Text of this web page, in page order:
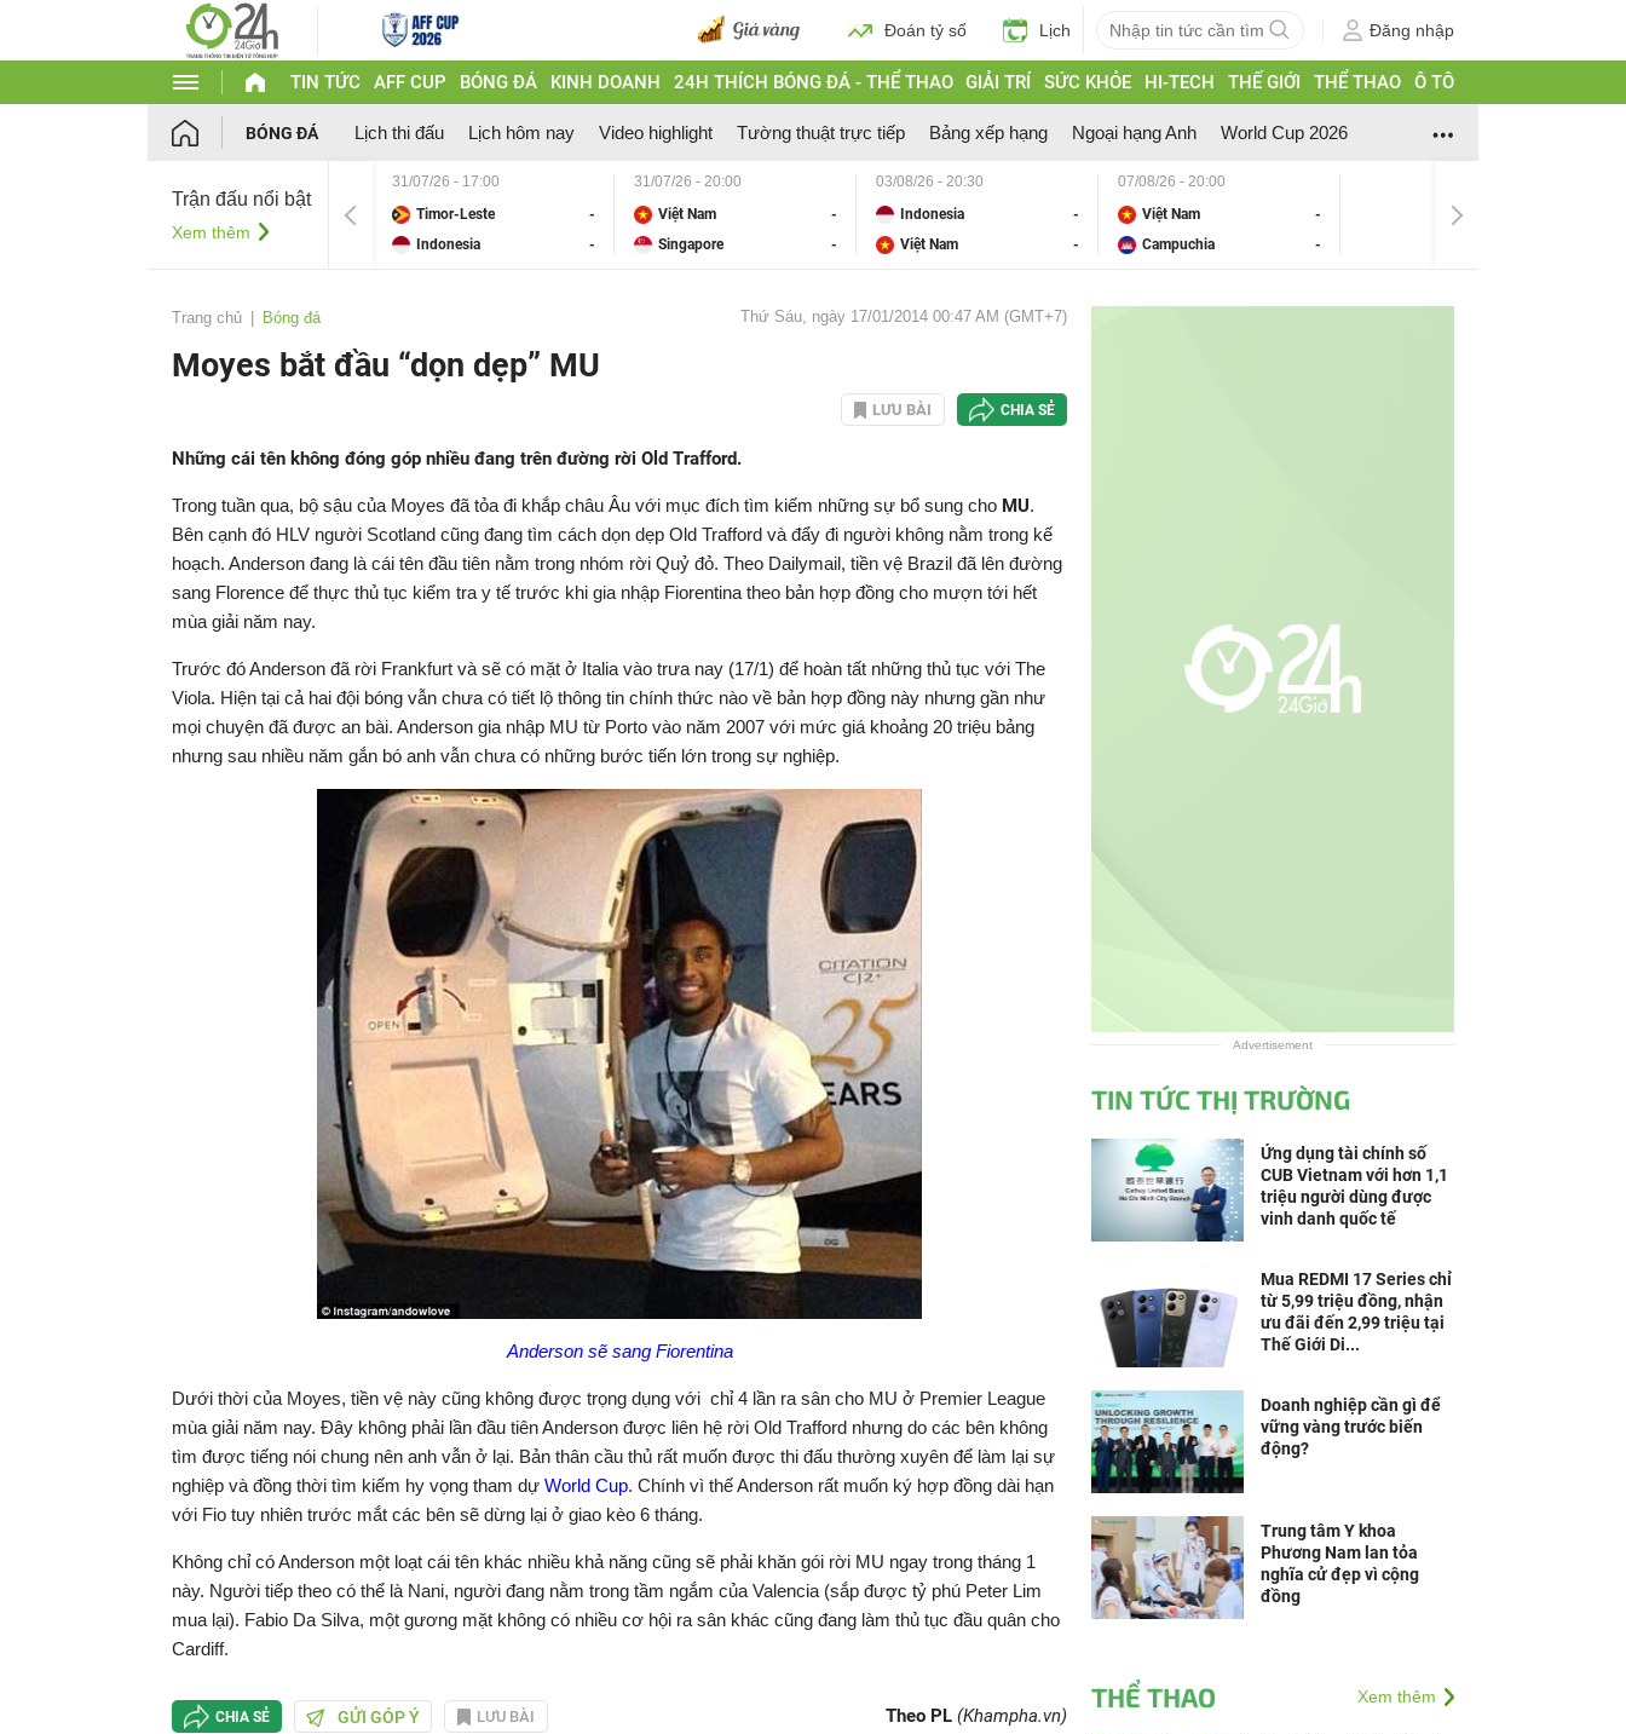
Đoán tỷ số Lịch Đăng nhập
TIN TỨC AFF CUP BÓNG ĐÁ KINH DOANH 24H THÍCH BÓNG ĐÁ - THỂ THAO GIẢI TRÍ SỨC KHỎE HI-TECH THẾ GIỚI THỂ THAO Ô TÔ
BÓNG ĐÁ Lịch thi đấu Lịch hôm nay Video highlight Tường thuật trực tiếp Bảng xếp hạng Ngoại hạng Anh World Cup 2026
Trận đấu nổi bật
Xem thêm
31/07/26 - 17:00
Timor-Leste
-
Indonesia
-
31/07/26 - 20:00
Việt Nam
-
Singapore
-
03/08/26 - 20:30
Indonesia
-
Việt Nam
-
07/08/26 - 20:00
Việt Nam
-
Campuchia
-
Trang chủ Bóng đá Thứ Sáu, ngày 17/01/2014 00:47 AM (GMT+7)
Moyes bắt đầu “dọn dẹp” MU
LƯU BÀI CHIA SẺ
Những cái tên không đóng góp nhiều đang trên đường rời Old Trafford.
Trong tuần qua, bộ sậu của Moyes đã tỏa đi khắp châu Âu với mục đích tìm kiếm những sự bổ sung cho MU.
Bên cạnh đó HLV người Scotland cũng đang tìm cách dọn dẹp Old Trafford và đẩy đi người không nằm trong kế
hoạch. Anderson đang là cái tên đầu tiên nằm trong nhóm rời Quỷ đỏ. Theo Dailymail, tiền vệ Brazil đã lên đường
sang Florence để thực thủ tục kiểm tra y tế trước khi gia nhập Fiorentina theo bản hợp đồng cho mượn tới hết
mùa giải năm nay.
Trước đó Anderson đã rời Frankfurt và sẽ có mặt ở Italia vào trưa nay (17/1) để hoàn tất những thủ tục với The
Viola. Hiện tại cả hai đội bóng vẫn chưa có tiết lộ thông tin chính thức nào về bản hợp đồng này nhưng gần như
mọi chuyện đã được an bài. Anderson gia nhập MU từ Porto vào năm 2007 với mức giá khoảng 20 triệu bảng
nhưng sau nhiều năm gắn bó anh vẫn chưa có những bước tiến lớn trong sự nghiệp.
Anderson sẽ sang Fiorentina
Dưới thời của Moyes, tiền vệ này cũng không được trọng dụng với chỉ 4 lần ra sân cho MU ở Premier League
mùa giải năm nay. Đây không phải lần đầu tiên Anderson được liên hệ rời Old Trafford nhưng do các bên không
tìm được tiếng nói chung nên anh vẫn ở lại. Bản thân cầu thủ rất muốn được thi đấu thường xuyên để làm lại sự
nghiệp và đồng thời tìm kiếm hy vọng tham dự World Cup. Chính vì thế Anderson rất muốn ký hợp đồng dài hạn
với Fio tuy nhiên trước mắt các bên sẽ dừng lại ở giao kèo 6 tháng.
Không chỉ có Anderson một loạt cái tên khác nhiều khả năng cũng sẽ phải khăn gói rời MU ngay trong tháng 1
này. Người tiếp theo có thể là Nani, người đang nằm trong tầm ngắm của Valencia (sắp được tỷ phú Peter Lim
mua lại). Fabio Da Silva, một gương mặt không có nhiều cơ hội ra sân khác cũng đang làm thủ tục đầu quân cho
Cardiff.
CHIA SẺ GỬI GÓP Ý LƯU BÀI Theo PL (Khampha.vn)
Advertisement
TIN TỨC THỊ TRƯỜNG
Ứng dụng tài chính số
CUB Vietnam với hơn 1,1
triệu người dùng được
vinh danh quốc tế
Mua REDMI 17 Series chỉ
từ 5,99 triệu đồng, nhận
ưu đãi đến 2,99 triệu tại
Thế Giới Di...
Doanh nghiệp cần gì để
vững vàng trước biến
động?
Trung tâm Y khoa
Phương Nam lan tỏa
nghĩa cử đẹp vì cộng
đồng
THỂ THAO Xem thêm